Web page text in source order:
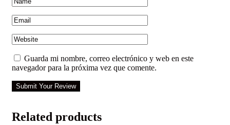
Guarda mi nombre, correo electrónico y web en este
navegador para la próxima vez que comente.
Submit Your Review
Related products